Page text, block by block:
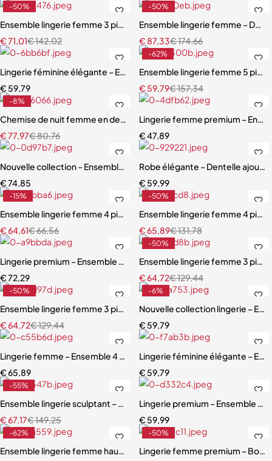
-50%
Ensemble lingerie femme 3 pièces – Satin noir avec corset à lacets
€142,02
€71,01
-50%
Ensemble lingerie femme –
€174,66
€ 87,33
Lingerie féminine élégante – Ensemble léopard avec détails en
€ 59,79
-62%
Ensemble lingerie femme 5
€157,34
€ 59,79
-8%
Chemise de nuit femme en dentelle bleue – Babydoll avec
€80,76
€77,97
Lingerie femme premium –
€47,89
Nouvelle collection – Ensemble lingerie 3 pièces élégant et moderne
€74,85
Robe élégante – Dentelle
€ 59,99
-15%
Ensemble lingerie femme 4 pièces – Cuir PU et dentelle respirante
€66,56
€64,61
-50%
Ensemble lingerie femme 4
€131,78
€65,89
Lingerie premium – Ensemble en dentelle brodée avec porte-
€72,29
-50%
Ensemble lingerie femme 3
€129,44
€64,72
-50%
Ensemble lingerie femme 3 pièces – Résille noire brodée avec
€129,44
€64,72
-6%
Nouvelle collection lingerie –
€ 59,79
Lingerie femme – Ensemble 4 pièces avec bas assortis et dentelle
€65,89
Lingerie féminine élégante –
€ 59,79
-55%
Ensemble lingerie sculptant – Taille ajustée et broderie florale
€149,25
€67,17
Lingerie premium – Ensemble
€ 59,99
-62%
Ensemble lingerie femme haut de gamme – Design exclusif avec
-50%
Lingerie femme premium –